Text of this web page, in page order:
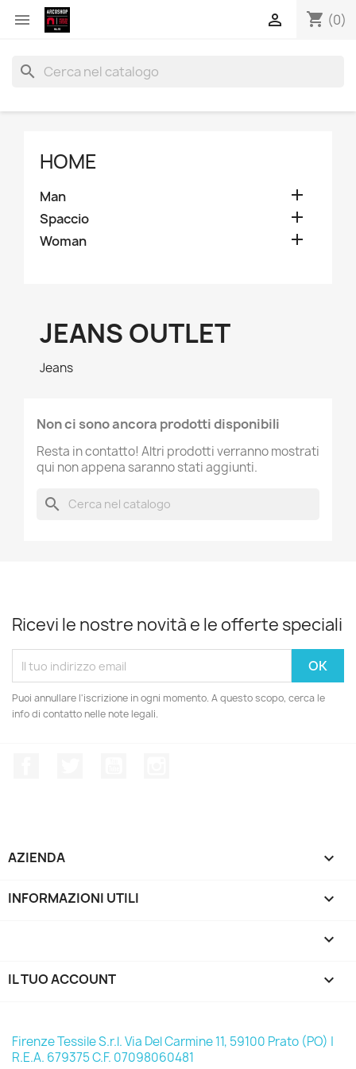
 shopping_cart (0)

search
HOME
Man 
Spaccio 
Woman 
JEANS OUTLET
Jeans
Non ci sono ancora prodotti disponibili
Resta in contatto! Altri prodotti verranno mostrati
qui non appena saranno stati aggiunti.
search
Ricevi le nostre novità e le offerte speciali
Puoi annullare l'iscrizione in ogni momento. A questo scopo, cerca le
info di contatto nelle note legali.
AZIENDA 
INFORMAZIONI UTILI 
keyboard_arrow_down
IL TUO ACCOUNT 
Firenze Tessile S.r.l. Via Del Carmine 11, 59100 Prato (PO) |
R.E.A. 679375 C.F. 07098060481